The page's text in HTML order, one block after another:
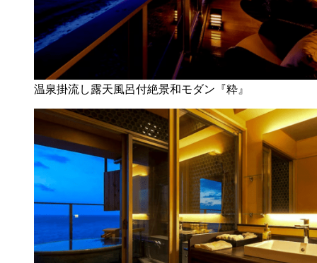
温泉掛流し露天風呂付絶景和モダン『粋』